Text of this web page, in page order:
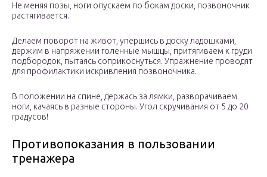
Не меняя позы, ноги опускаем по бокам доски, позвоночник
растягивается.
Делаем поворот на живот, упершись в доску ладошками,
держим в напряжении голенные мышцы, притягиваем к груди
подбородок, пытаясь соприкоснуться. Упражнение проводят
для профилактики искривления позвоночника.
В положении на спине, держась за лямки, разворачиваем
ноги, качаясь в разные стороны. Угол скручивания от 5 до 20
градусов!
Противопоказания в пользовании
тренажера